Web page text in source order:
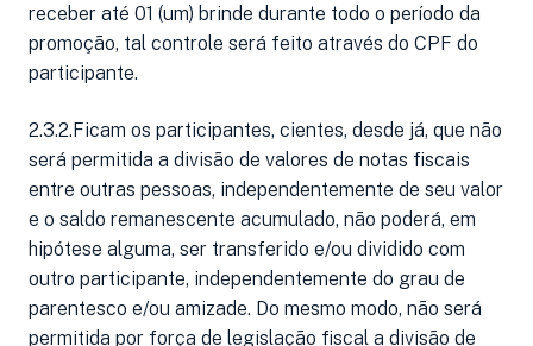
receber até 01 (um) brinde durante todo o período da
promoção, tal controle será feito através do CPF do
participante.
2.3.2.Ficam os participantes, cientes, desde já, que não
será permitida a divisão de valores de notas fiscais
entre outras pessoas, independentemente de seu valor
e o saldo remanescente acumulado, não poderá, em
hipótese alguma, ser transferido e/ou dividido com
outro participante, independentemente do grau de
parentesco e/ou amizade. Do mesmo modo, não será
permitida por força de legislação fiscal a divisão de